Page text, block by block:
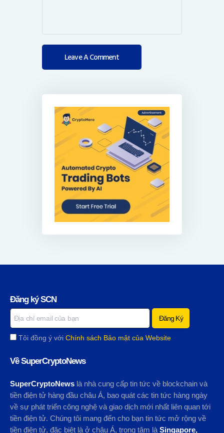
Đăng ký SCN
Tôi đồng ý với Chính sách Bảo mật của Website
Về SuperCryptoNews
SuperCryptoNews là nhà cung cấp tin tức về blockchain và
tiền điện tử hàng đầu châu Á, bao quát các tin tức hàng ngày
về sự phát triển công nghệ và giao dịch mới nhất liên quan tới
tiền điện tử. Chúng tôi mang đến cho bạn tin tức mở rộng về
tiền điện tử, đặc biệt là ở châu Á, trọng tâm là Singapore,